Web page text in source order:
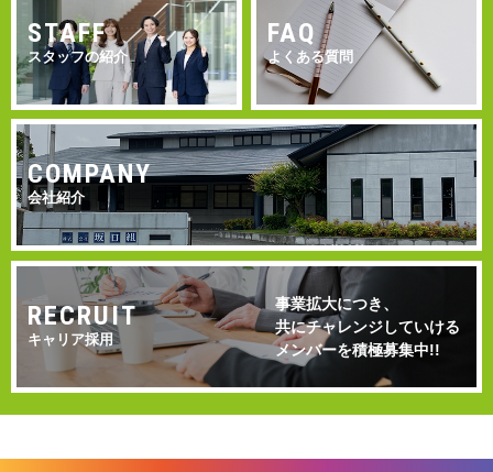
STAFF
スタッフの紹介
FAQ
よくある質問
COMPANY
会社紹介
RECRUIT
キャリア採用
事業拡大につき、
共にチャレンジしていける
メンバーを積極募集中!!